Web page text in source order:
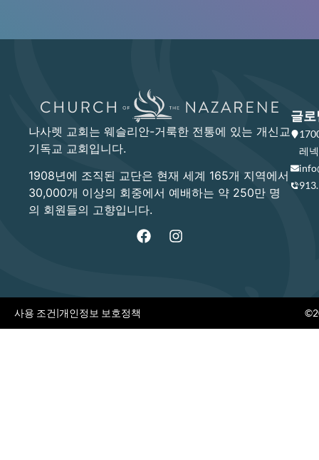
나사렛 교회는 웨슬리안-거룩한 전통에 있는 개신교
기독교 교회입니다.
1908년에 조직된 교단은 현재 세계 165개 지역에서
30,000개 이상의 회중에서 예배하는 약 250만 명
의 회원들의 고향입니다.
글로
레
사용 조건|개인정보 보호정책